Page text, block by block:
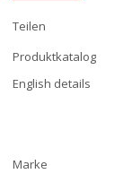
Teilen
Produktkatalog
English details
Marke